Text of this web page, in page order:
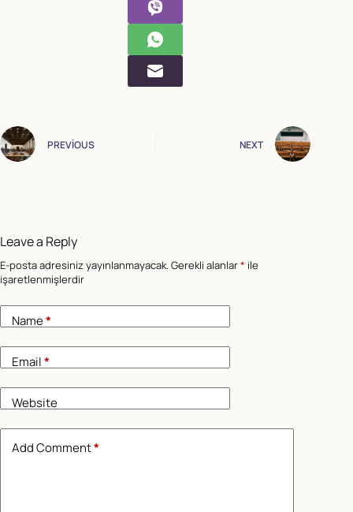
PREVIOUS NEXT
Leave a Reply
E-posta adresiniz yayınlanmayacak.Gerekli alanlar* ile
işaretlenmişlerdir
Name*
Email*
Website
Add Comment*